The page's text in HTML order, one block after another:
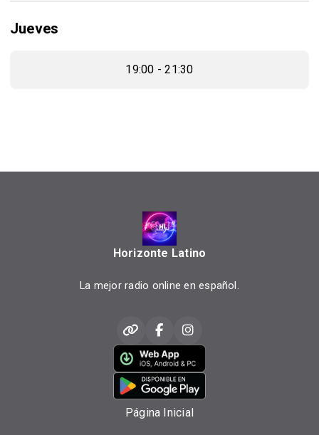
Jueves
19:00 - 21:30
Horizonte Latino
La mejor radio online en español.
Página Inicial